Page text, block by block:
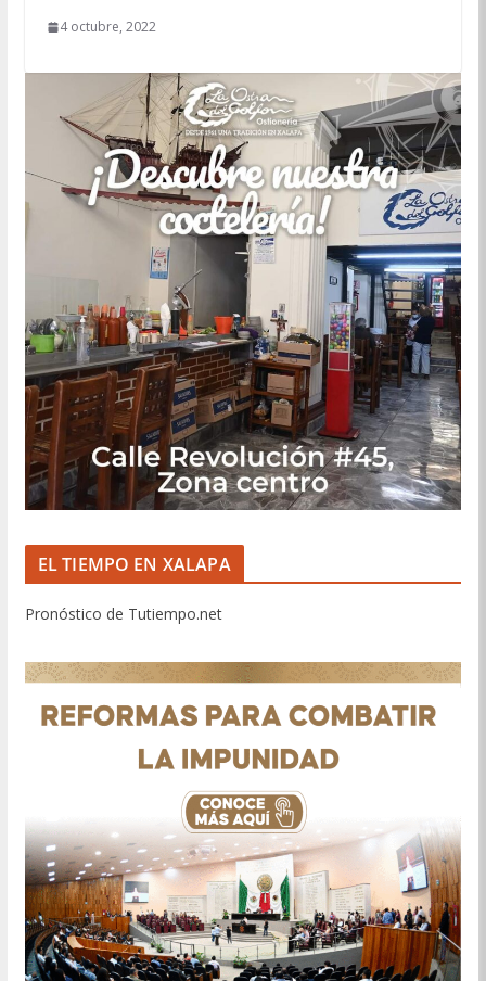
4 octubre, 2022
EL TIEMPO EN XALAPA
Pronóstico de Tutiempo.net